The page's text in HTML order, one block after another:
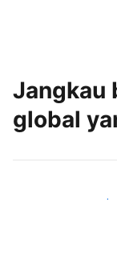
Jangkau
global
Jangkau tamu